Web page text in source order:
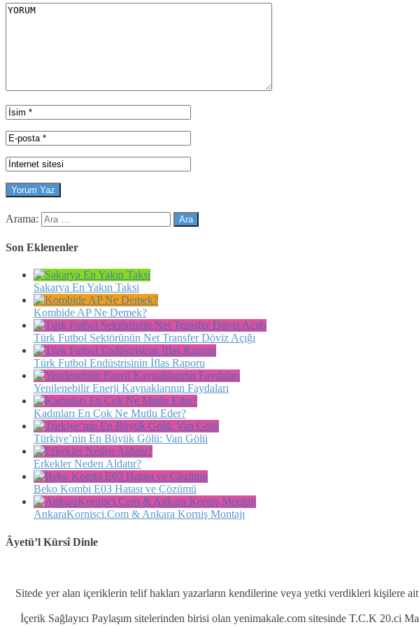
Arama:
Son Eklenenler
Sakarya En Yakın Taksi
Kombide AP Ne Demek?
Türk Futbol Sektörünün Net Transfer Döviz Açığı
Türk Futbol Endüstrisinin İflas Raporu
Yenilenebilir Enerji Kaynaklarının Faydaları
Kadınları En Çok Ne Mutlu Eder?
Türkiye’nin En Büyük Gölü: Van Gölü
Erkekler Neden Aldatır?
Beko Kombi E03 Hatası ve Çözümü
AnkaraKornisci.Com & Ankara Korniş Montajı
Âyetü’l Kürsî Dinle
Sitede yer alan içeriklerin telif hakları yazarların kendilerine veya yetki verdikleri kişilere
İçerik Sağlayıcı Paylaşım sitelerinden birisi olan yenimakale.com sitesinde T.C.K 20.ci